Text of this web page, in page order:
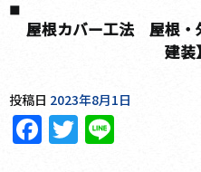
屋根カバー工法 屋根・
建装
投稿日 2023年8月1日
Facebook
Twitter